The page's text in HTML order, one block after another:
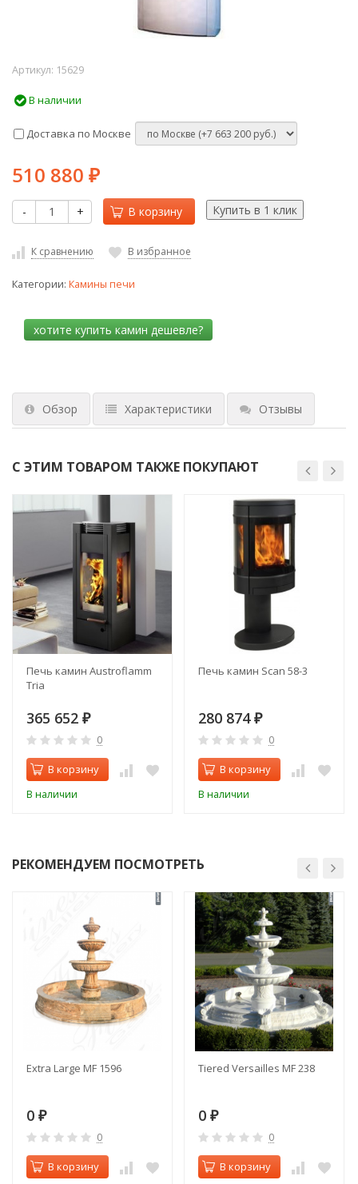
Артикул: 15629
В наличии
Доставка по Москве
510 880 ₽
- + В корзину
К сравнению В избранное
Категории: Камины печи
Обзор Характеристики Отзывы
С ЭТИМ ТОВАРОМ ТАКЖЕ ПОКУПАЮТ
Печь камин Austroflamm
Tria
365 652 ₽
0
В корзину
В наличии
Печь камин Scan 58-3
280 874 ₽
0
В корзину
В наличии
РЕКОМЕНДУЕМ ПОСМОТРЕТЬ
Extra Large MF 1596
0 ₽
0
В корзину
Tiered Versailles MF 238
0 ₽
0
В корзину